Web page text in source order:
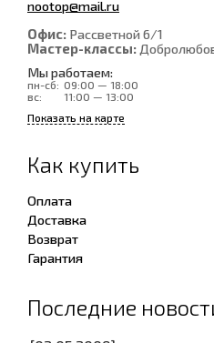
nootop@mail.ru
Офис: Рассветной 6/1
Мастер-классы:
Мы работаем:
пн-сб: 09:00 — 18:00
вс:
11:00 — 13:00
Показать на карте
Как купить
Оплата
Доставка
Возврат
Гарантия
Последние